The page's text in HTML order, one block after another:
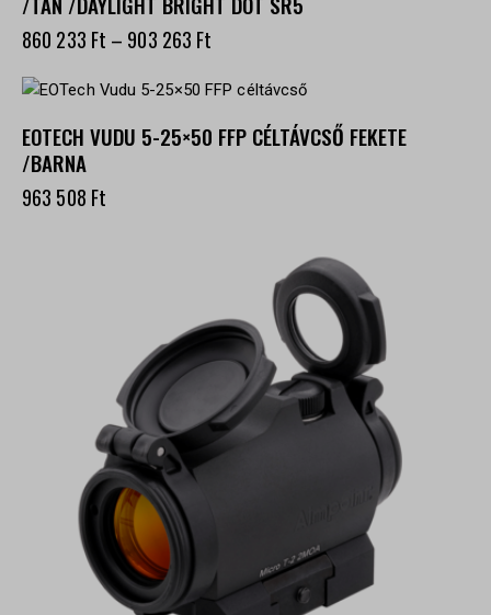
860 233 Ft – 903 263 Ft
EOTECH VUDU 5-25×50 FFP CÉLTÁVCSŐ FEKETE
/BARNA
963 508 Ft